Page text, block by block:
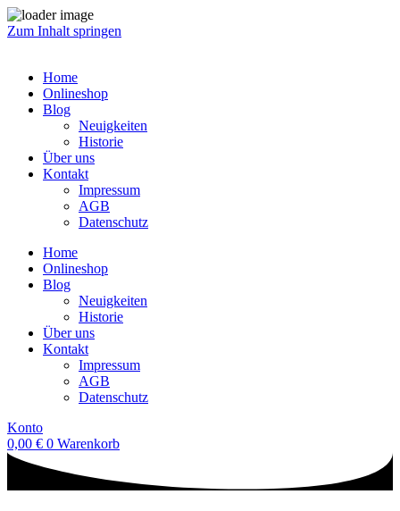
Zum Inhalt springen
Home
Onlineshop
Blog
Neuigkeiten
Historie
Über uns
Kontakt
Impressum
AGB
Datenschutz
Home
Onlineshop
Blog
Neuigkeiten
Historie
Über uns
Kontakt
Impressum
AGB
Datenschutz
Konto
0,00 € 0 Warenkorb